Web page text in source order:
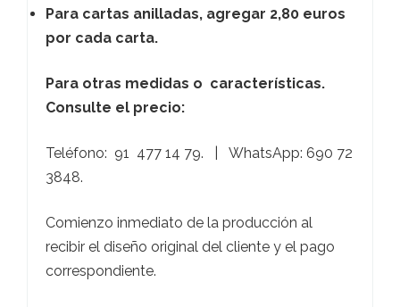
Para cartas anilladas, agregar 2,80 euros
por cada carta.
Para otras medidas o características.
Consulte el precio:
Teléfono: 91 477 14 79. | WhatsApp: 690 72
3848.
Comienzo inmediato de la producción al
recibir el diseño original del cliente y el pago
correspondiente.